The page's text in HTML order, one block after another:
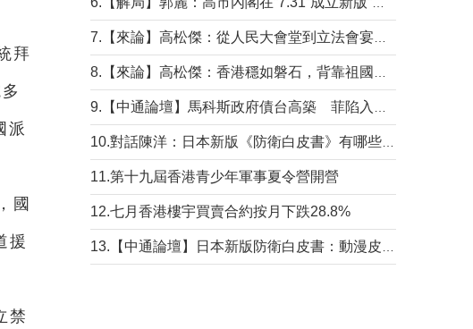
拜
派
國
援
禁
11.第十九屆香港青少年軍事夏令營開營
12.七月香港樓宇買賣合約按月下跌28.8%